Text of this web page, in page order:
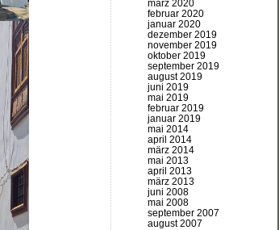
märz 2020
februar 2020
januar 2020
dezember 2019
november 2019
oktober 2019
september 2019
august 2019
juni 2019
mai 2019
februar 2019
januar 2019
mai 2014
april 2014
märz 2014
mai 2013
april 2013
märz 2013
juni 2008
mai 2008
september 2007
august 2007